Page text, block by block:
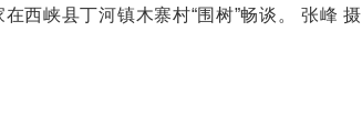
在西峡县丁河镇木寨村“围树”畅谈。 张峰 摄